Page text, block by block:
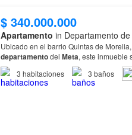
$ 340.000.000
Apartamento in Departamento
Ubicado en el barrio Quintas de
departamentodel Meta, este inmueble
3 habitaciones 3 baños